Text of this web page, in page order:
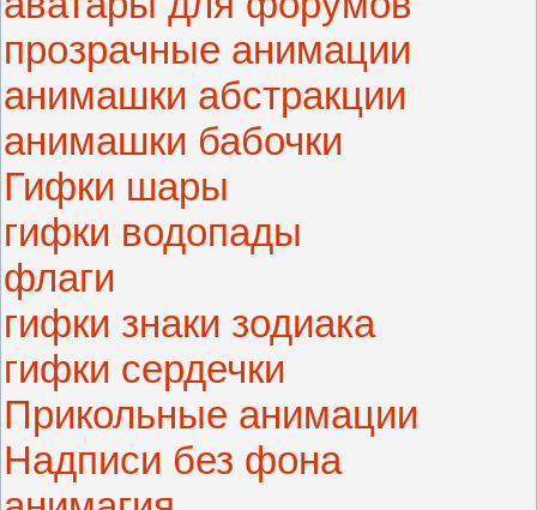
прозрачные анимации
анимашки абстракции
анимашки бабочки
Гифки шары
гифки водопады
флаги
гифки знаки зодиака
гифки сердечки
Прикольные анимации
Надписи без фона